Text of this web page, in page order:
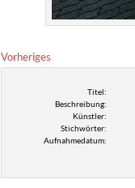
Vorheriges
Titel:
Beschreibung:
Künstler:
Stichwörter:
Aufnahmedatum: